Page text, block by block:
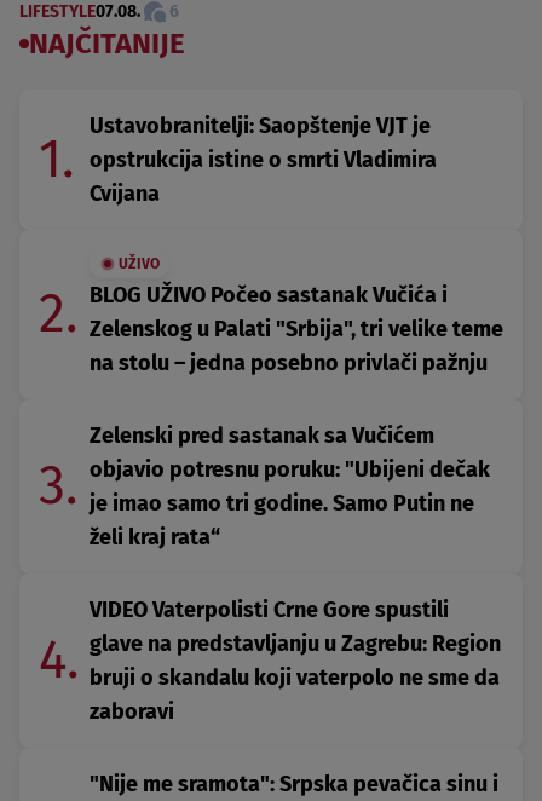
LIFESTYLE07.08. 6
NAJČITANIJE
1.
Ustavobranitelji: Saopštenje VJT je
opstrukcija istine o smrti Vladimira
Cvijana
2.
UŽIVO
BLOG UŽIVO Počeo sastanak Vučića i
Zelenskog u Palati "Srbija", tri velike teme
na stolu – jedna posebno privlači pažnju
3.
Zelenski pred sastanak sa Vučićem
objavio potresnu poruku: "Ubijeni dečak
je imao samo tri godine. Samo Putin ne
želi kraj rata“
4.
VIDEO Vaterpolisti Crne Gore spustili
glave na predstavljanju u Zagrebu: Region
bruji o skandalu koji vaterpolo ne sme da
zaboravi
"Nije me sramota": Srpska pevačica sinu i